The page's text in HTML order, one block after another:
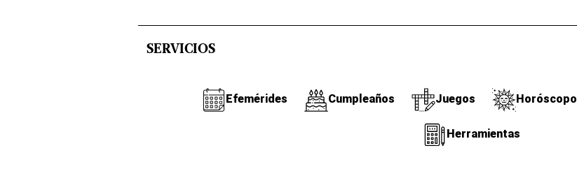
SERVICIOS
Efemérides Cumpleaños Juegos Horóscopo
Herramientas